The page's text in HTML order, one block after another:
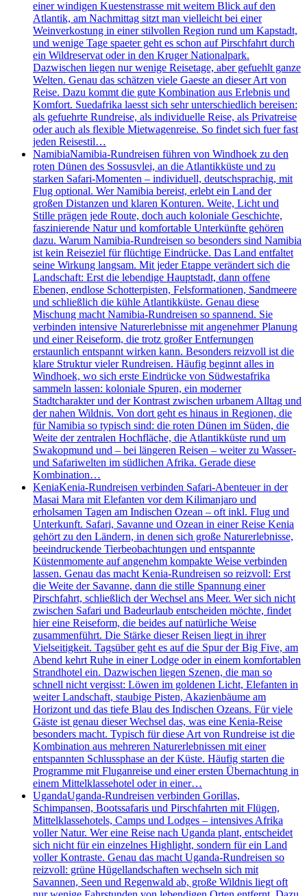
einer windigen Kuestenstrasse mit weitem Blick auf den
Atlantik, am Nachmittag sitzt man vielleicht bei einer
Weinverkostung in einer stilvollen Region rund um Kapstadt,
und wenige Tage spaeter geht es schon auf Pirschfahrt durch
ein Wildreservat oder in den Kruger Nationalpark.
Dazwischen liegen nur wenige Reisetage, aber gefuehlt ganze
Welten. Genau das schätzen viele Gaeste an dieser Art von
Reise. Dazu kommt die gute Kombination aus Erlebnis und
Komfort. Suedafrika laesst sich sehr unterschiedlich bereisen:
als gefuehrte Rundreise, als individuelle Reise, als Privatreise
oder auch als flexible Mietwagenreise. So findet sich fuer fast
jeden Reisestil…
NamibiaNamibia-Rundreisen führen von Windhoek zu den
roten Dünen des Sossusvlei, an die Atlantikküste und zu
starken Safari-Momenten – individuell, deutschsprachig, mit
Flug optional. Wer Namibia bereist, erlebt ein Land der
großen Distanzen und klaren Konturen. Weite, Licht und
Stille prägen jede Route, doch auch koloniale Geschichte,
faszinierende Natur und komfortable Unterkünfte gehören
dazu. Warum Namibia-Rundreisen so besonders sind Namibia
ist kein Reiseziel für flüchtige Eindrücke. Das Land entfaltet
seine Wirkung langsam. Mit jeder Etappe verändert sich die
Landschaft: Erst die lebendige Hauptstadt, dann offene
Ebenen, endlose Schotterpisten, Felsformationen, Sandmeere
und schließlich die kühle Atlantikküste. Genau diese
Mischung macht Namibia-Rundreisen so spannend. Sie
verbinden intensive Naturerlebnisse mit angenehmer Planung
und einer Reiseform, die trotz großer Entfernungen
erstaunlich entspannt wirken kann. Besonders reizvoll ist die
klare Struktur vieler Rundreisen. Häufig beginnt alles in
Windhoek, wo sich erste Eindrücke von Südwestafrika
sammeln lassen: koloniale Spuren, ein moderner
Stadtcharakter und der Kontrast zwischen urbanem Alltag und
der nahen Wildnis. Von dort geht es hinaus in Regionen, die
für Namibia so typisch sind: die roten Dünen im Süden, die
Weite der zentralen Hochfläche, die Atlantikküste rund um
Swakopmund und – bei längeren Reisen – weiter zu Wasser-
und Safariwelten im südlichen Afrika. Gerade diese
Kombination…
KeniaKenia-Rundreisen verbinden Safari-Abenteuer in der
Masai Mara mit Elefanten vor dem Kilimanjaro und
erholsamen Tagen am Indischen Ozean – oft inkl. Flug und
Unterkunft. Safari, Savanne und Ozean in einer Reise Kenia
gehört zu den Ländern, in denen sich große Naturerlebnisse,
beeindruckende Tierbeobachtungen und entspannte
Küstenmomente auf angenehm kompakte Weise verbinden
lassen. Genau das macht Kenia-Rundreisen so reizvoll: Erst
die Weite der Savanne, dann die stille Spannung einer
Pirschfahrt, schließlich der Wechsel ans Meer. Wer sich nicht
zwischen Safari und Badeurlaub entscheiden möchte, findet
hier eine Reiseform, die beides auf natürliche Weise
zusammenführt. Die Stärke dieser Reisen liegt in ihrer
Vielseitigkeit. Tagsüber geht es auf die Spur der Big Five, am
Abend kehrt Ruhe in einer Lodge oder in einem komfortablen
Strandhotel ein. Dazwischen liegen Szenen, die man so
schnell nicht vergisst: Löwen im goldenen Licht, Elefanten in
weiter Landschaft, staubige Pisten, Akazienbäume am
Horizont und das tiefe Blau des Indischen Ozeans. Für viele
Gäste ist genau dieser Wechsel das, was eine Kenia-Reise
besonders macht. Typisch für diese Art von Rundreise ist die
Kombination aus mehreren Naturerlebnissen mit einer
entspannten Schlussphase an der Küste. Häufig starten die
Programme mit Fluganreise und einer ersten Übernachtung in
einem Mittelklassehotel oder in einer…
UgandaUganda-Rundreisen verbinden Gorillas,
Schimpansen, Bootssafaris und Pirschfahrten mit Flügen,
Mittelklassehotels, Camps und Lodges – intensives Afrika
voller Natur. Wer eine Reise nach Uganda plant, entscheidet
sich nicht für ein einzelnes Highlight, sondern für ein Land
voller Kontraste. Genau das macht Uganda-Rundreisen so
reizvoll: grüne Hügellandschaften wechseln sich mit
Savannen, Seen und Regenwald ab, große Wildnis liegt oft